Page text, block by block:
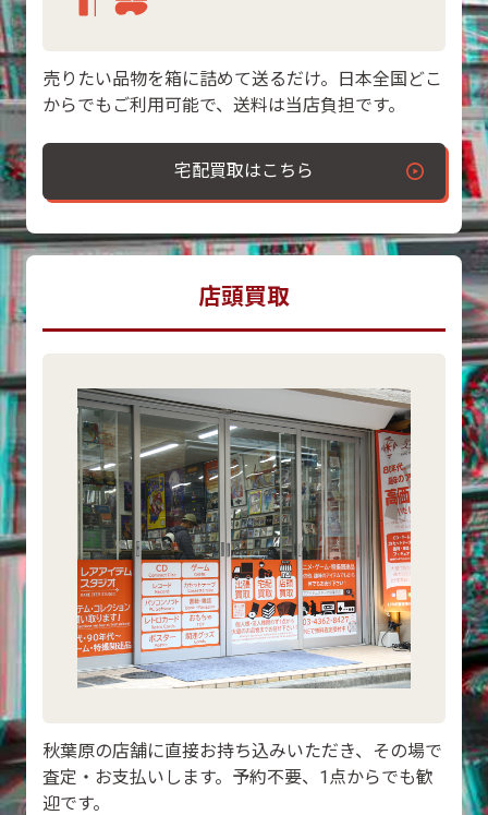
売りたい品物を箱に詰めて送るだけ。日本全国どこ
からでもご利用可能で、送料は当店負担です。
宅配買取はこちら
店頭買取
秋葉原の店舗に直接お持ち込みいただき、その場で
査定・お支払いします。予約不要、1点からでも歓
迎です。